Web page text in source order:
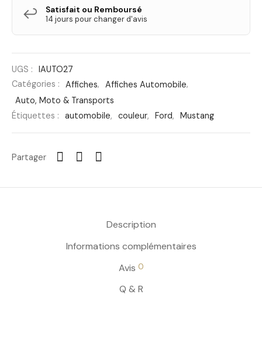
↩️ Satisfait ou Remboursé
14 jours pour changer d'avis
UGS :
IAUTO27
Catégories :
Affiches, Affiches Automobile,
Auto, Moto & Transports
Étiquettes :
automobile, couleur, Ford, Mustang
Partager
Description
Informations complémentaires
Avis 0
Q & R